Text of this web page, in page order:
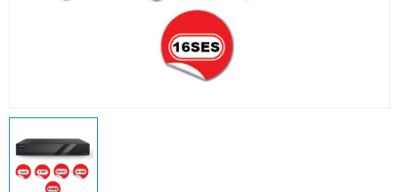
Aksesuarlar
Plaka Tanıma Sistemi